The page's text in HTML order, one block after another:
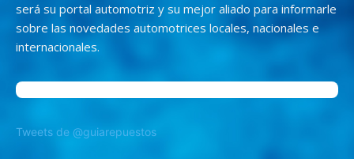
será su portal automotriz y su mejor aliado para informarle
sobre las novedades automotrices locales, nacionales e
internacionales.
Tweets de @guiarepuestos